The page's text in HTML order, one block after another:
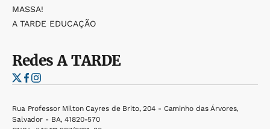
MASSA!
A TARDE EDUCAÇÃO
RedesA TARDE
Rua Professor Milton Cayres de Brito, 204 - Caminho das Árvores,
Salvador - BA, 41820-570